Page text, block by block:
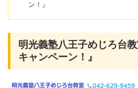
ン！』
明光義塾八王子めじろ台
キャンペーン！』